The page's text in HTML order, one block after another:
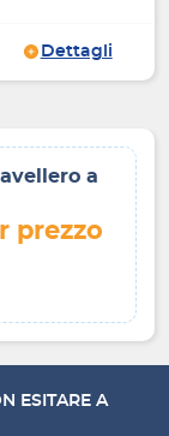
Dettagli
a
prezzo
ESITARE A